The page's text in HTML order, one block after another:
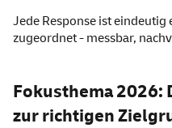
Jede Response ist
zugeordnet - messbar,
Fokusthema 2026:
zur richtigen